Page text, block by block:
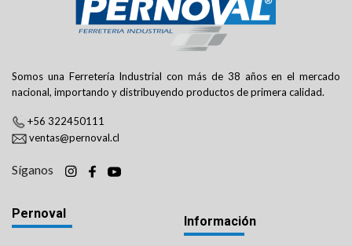
Somos una Ferretería Industrial con más de 38 años en el mercado
nacional, importando y distribuyendo productos de primera calidad.
+56 322450111
ventas@pernoval.cl
Síganos
Pernoval
Información